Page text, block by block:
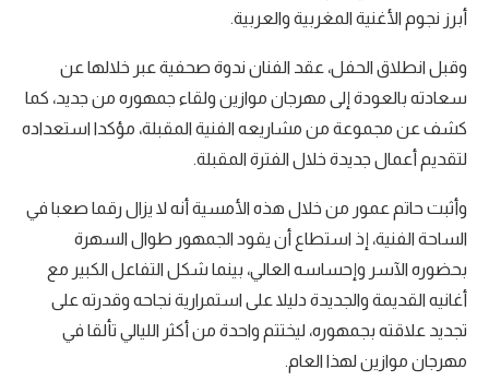
أبرز نجوم الأغنية المغربية والعربية.
وقبل انطلاق الحفل، عقد الفنان ندوة صحفية عبر خلالها عن
سعادته بالعودة إلى مهرجان موازين ولقاء جمهوره من جديد، كما
كشف عن مجموعة من مشاريعه الفنية المقبلة، مؤكدا استعداده
لتقديم أعمال جديدة خلال الفترة المقبلة.
وأثبت حاتم عمور من خلال هذه الأمسية أنه لا يزال رقما صعبا في
الساحة الفنية، إذ استطاع أن يقود الجمهور طوال السهرة
بحضوره الآسر وإحساسه العالي، بينما شكل التفاعل الكبير مع
أغانيه القديمة والجديدة دليلا على استمرارية نجاحه وقدرته على
تجديد علاقته بجمهوره، ليختتم واحدة من أكثر الليالي تألقا في
مهرجان موازين لهذا العام.